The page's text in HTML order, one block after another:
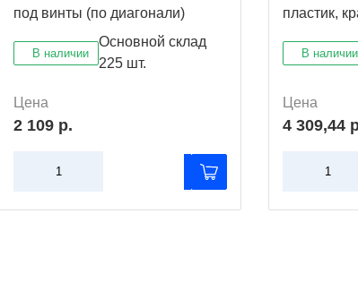
под винты (по диагонали)
являет.усовершенствов. аналог
В наличии
Основной склад
225 шт.
Цена
2 109 р.
пластик,
В наличии
Цена
4 309,44